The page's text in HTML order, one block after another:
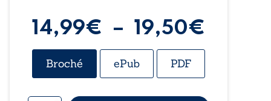
14,99€ – 19,50€
de
Broché ePub PDF